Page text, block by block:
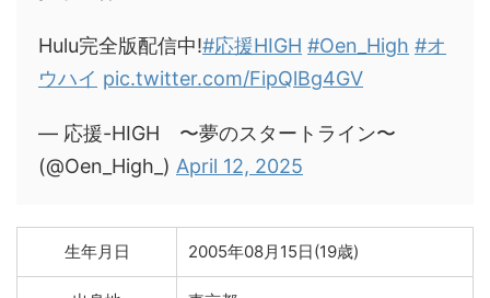
Hulu完全版配信中!#応援HIGH #Oen_High #オ
ウハイ pic.twitter.com/FipQlBg4GV
— 応援-HIGH 〜夢のスタートライン〜
(@Oen_High_) April 12, 2025
生年月日 2005年08月15日(19歳)